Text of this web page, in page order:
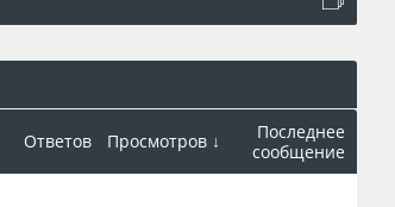
Ответов Просмотров ↓
Последнее
сообщение